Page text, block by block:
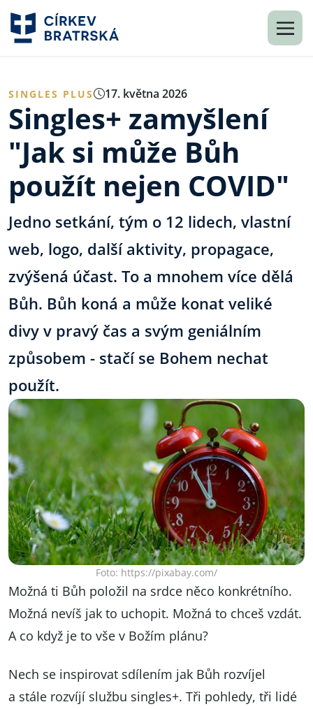
SINGLES PLUS 17. května 2026
Singles+ zamyšlení
"Jak si může Bůh
použít nejen COVID"
Jedno setkání, tým o 12 lidech, vlastní
web, logo, další aktivity, propagace,
zvýšená účast. To a mnohem více dělá
Bůh. Bůh koná a může konat veliké
divy v pravý čas a svým geniálním
způsobem - stačí se Bohem nechat
použít.
Foto: https://pixabay.com/
Možná ti Bůh položil na srdce něco konkrétního.
Možná nevíš jak to uchopit. Možná to chceš vzdát.
A co když je to vše v Božím plánu?
Nech se inspirovat sdílením jak Bůh rozvíjel
a stále rozvíjí službu singles+. Tři pohledy, tři lidé